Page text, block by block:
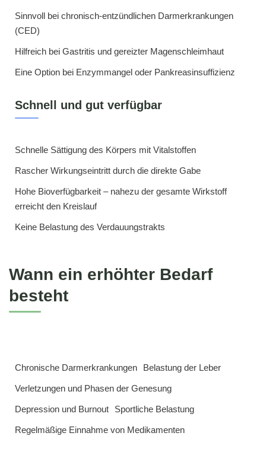
Schnell und gut verfügbar
Schnelle Sättigung des Körpers mit Vitalstoffen
Rascher Wirkungseintritt durch die direkte Gabe
Hohe Bioverfügbarkeit – nahezu der gesamte Wirkstoff
erreicht den Kreislauf
Keine Belastung des Verdauungstrakts
Sinnvoll bei chronisch-entzündlichen Darmerkrankungen
(CED)
Hilfreich bei Gastritis und gereizter Magenschleimhaut
Eine Option bei Enzymmangel oder Pankreasinsuffizienz
Wann ein erhöhter Bedarf
besteht
Chronische Darmerkrankungen Belastung der Leber
Verletzungen und Phasen der Genesung
Depression und Burnout Sportliche Belastung
Regelmäßige Einnahme von Medikamenten